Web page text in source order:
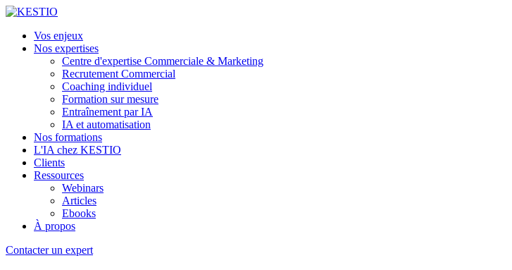
Vos enjeux
Nos expertises
Centre d'expertise Commerciale & Marketing
Recrutement Commercial
Coaching individuel
Formation sur mesure
Entraînement par IA
IA et automatisation
Nos formations
L'IA chez KESTIO
Clients
Ressources
Webinars
Articles
Ebooks
À propos
Contacter un expert